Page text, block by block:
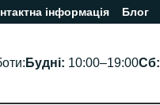
інформація Блог
Будні: 10:00–19:00Сб: